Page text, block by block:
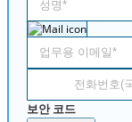
보안 코드